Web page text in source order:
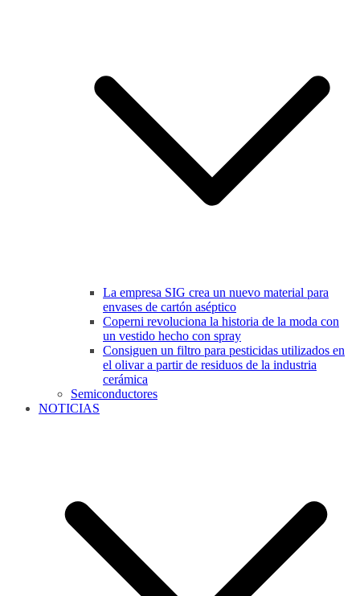
La empresa SIG crea un nuevo material para
envases de cartón aséptico
Coperni revoluciona la historia de la moda con
un vestido hecho con spray
Consiguen un filtro para pesticidas utilizados en
el olivar a partir de residuos de la industria
cerámica
Semiconductores
NOTICIAS